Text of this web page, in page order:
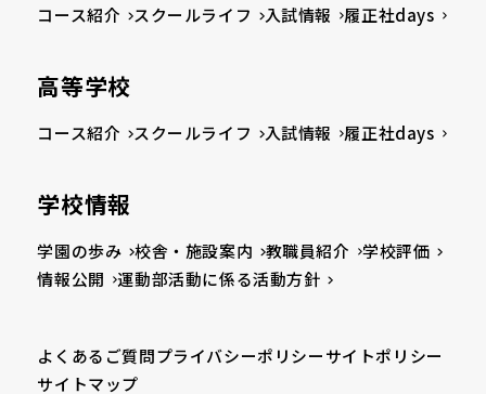
コース紹介 スクールライフ 入試情報 履正社days
高等学校
コース紹介 スクールライフ 入試情報 履正社days
学校情報
学園の歩み 校舎・施設案内 教職員紹介
学校評価
情報公開
運動部活動に係る活動方針
よくあるご質問プライバシーポリシーサイトポリシー
サイトマップ